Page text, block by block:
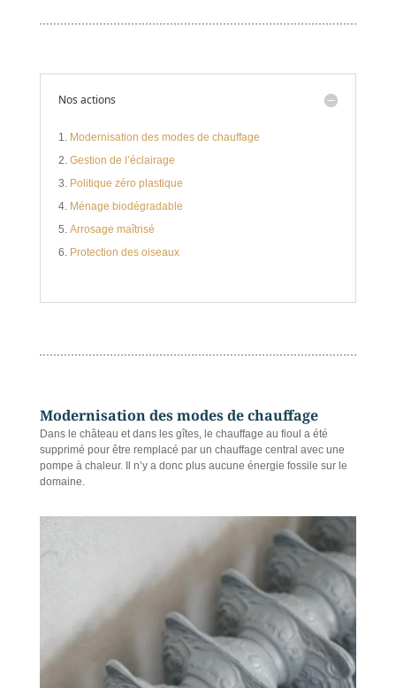
Nos actions
Modernisation des modes de chauffage
Gestion de l’éclairage
Politique zéro plastique
Ménage biodégradable
Arrosage maîtrisé
Protection des oiseaux
Modernisation des modes de chauffage
Dans le château et dans les gîtes, le chauffage au fioul a été
supprimé pour être remplacé par un chauffage central avec une
pompe à chaleur. Il n’y a donc plus aucune énergie fossile sur le
domaine.